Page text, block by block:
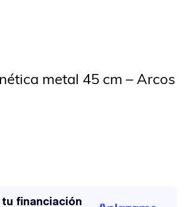
metal 45 cm – Arcos